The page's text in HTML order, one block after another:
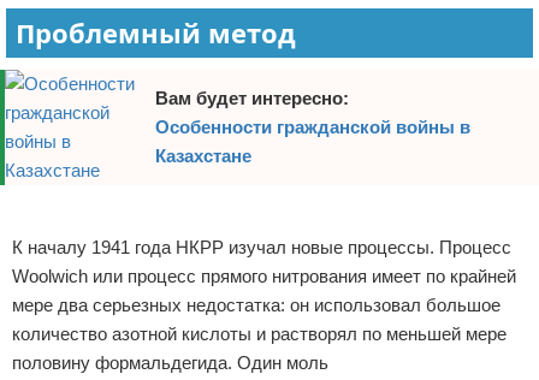
Проблемный метод
Вам будет интересно:
Особенности гражданской войны в
Казахстане
К началу 1941 года НКРР изучал новые процессы. Процесс
Woolwich или процесс прямого нитрования имеет по крайней
мере два серьезных недостатка: он использовал большое
количество азотной кислоты и растворял по меньшей мере
половину формальдегида. Один моль